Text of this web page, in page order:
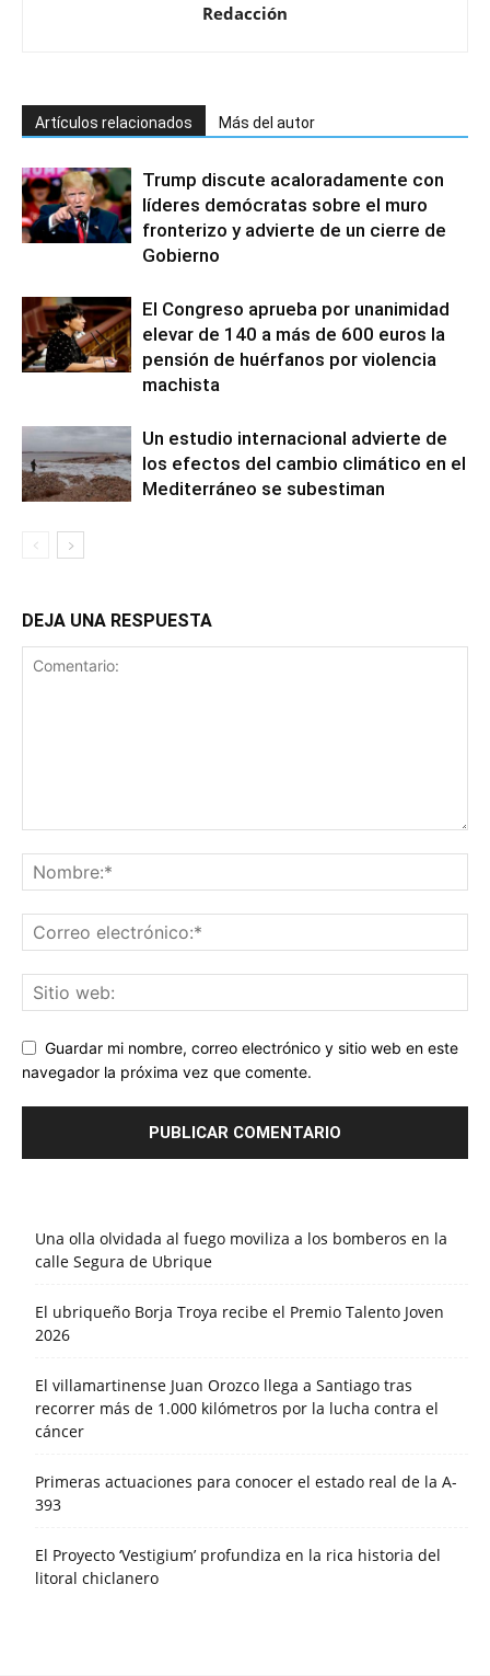
Redacción
Artículos relacionados Más del autor
Trump discute acaloradamente con
líderes demócratas sobre el muro
fronterizo y advierte de un cierre de
Gobierno
El Congreso aprueba por unanimidad
elevar de 140 a más de 600 euros la
pensión de huérfanos por violencia
machista
Un estudio internacional advierte de
los efectos del cambio climático en el
Mediterráneo se subestiman
DEJA UNA RESPUESTA
Guardar mi nombre, correo electrónico y sitio web en este
navegador la próxima vez que comente.
Una olla olvidada al fuego moviliza a los bomberos en la
calle Segura de Ubrique
El ubriqueño Borja Troya recibe el Premio Talento Joven
2026
El villamartinense Juan Orozco llega a Santiago tras
recorrer más de 1.000 kilómetros por la lucha contra el
cáncer
Primeras actuaciones para conocer el estado real de la A-
393
El Proyecto ‘Vestigium’ profundiza en la rica historia del
litoral chiclanero